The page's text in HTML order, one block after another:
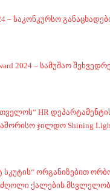
– საკონკურსო
2024 – სამუშაო
HR
ჯილდო Shining
სკუტის“ ორგანიზებით
ქალების